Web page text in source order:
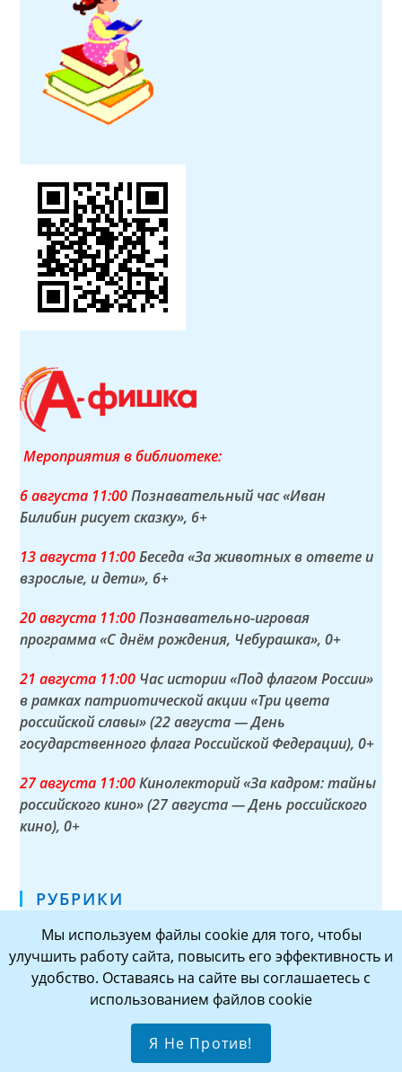
Мероприятия в библиотеке:
6 августа 11:00Познавательный час «Иван
Билибин рисует сказку», 6+
13 августа 11:00Беседа «За животных в ответе и
взрослые, и дети», 6+
20 августа 11:00Познавательно-игровая
программа «С днём рождения, Чебурашка», 0+
21 августа 11:00 Час истории «Под флагом России»
в рамках патриотической акции «Три цвета
российской славы» (22 августа — День
государственного флага Российской Федерации), 0+
27 августа 11:00Кинолекторий «За кадром: тайны
российского кино» (27 августа — День российского
кино), 0+
РУБРИКИ
АНОНС(33)
ВАЖНАЯ ИНФОРМАЦИЯ (1)
ГОРОДА — ГЕРОИ(7)
Мы используем файлы cookie для того, чтобы
улучшить работу сайта, повысить его эффективность и
удобство. Оставаясь на сайте вы соглашаетесь с
использованием файлов cookie
Я Не Против!